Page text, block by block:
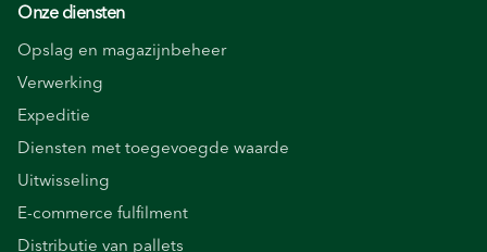
Onze diensten
Opslag en magazijnbeheer
Verwerking
Expeditie
Diensten met toegevoegde waarde
Uitwisseling
E-commerce fulfilment
Distributie van pallets